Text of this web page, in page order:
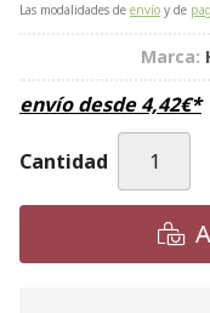
Las modalidades de envío y de
Marca:
envío desde4,42€*
Cantidad